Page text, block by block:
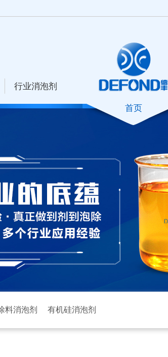
行业消泡剂
首页
料消泡剂 有机硅消泡剂